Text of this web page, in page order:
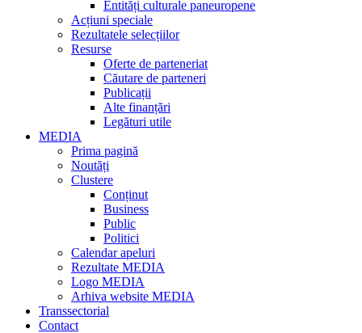
Entități culturale paneuropene
Acțiuni speciale
Rezultatele selecțiilor
Resurse
Oferte de parteneriat
Căutare de parteneri
Publicații
Alte finanțări
Legături utile
MEDIA
Prima pagină
Noutăți
Clustere
Conținut
Business
Public
Politici
Calendar apeluri
Rezultate MEDIA
Logo MEDIA
Arhiva website MEDIA
Transsectorial
Contact